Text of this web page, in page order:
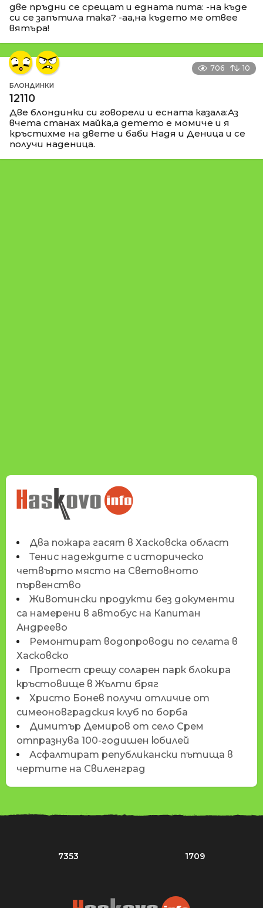
две пръдни се срещат и едната пита: -на къде
си се запътила така? -аа,на където ме отвее
вятъра!
706 10
БЛОНДИНКИ
12110
Две блондинки си говорели и есната казала:Аз
вчета станах майка,а детето е момиче и я
кръстихме на двете и баби Надя и Деница и се
получи наденица.
НОВИНИТЕ НА
HASKOVO.INFO
Два пожара гасят в Хасковска област
Тенис надеждите с историческо
четвърто място на Световното
първенство
Животински продукти без документи
са намерени в автобус на Капитан
Андреево
Ремонтират водопроводи по селата в
Хасковско
Протест срещу соларен парк блокира
кръстовище в Жълти бряг
Христо Бонев получи отличие от
симеоновградския клуб по борба
Димитър Демиров от село Срем
отпразнува 100-годишен юбилей
Асфалтират републикански пътища в
чертите на Свиленград
7353 1709